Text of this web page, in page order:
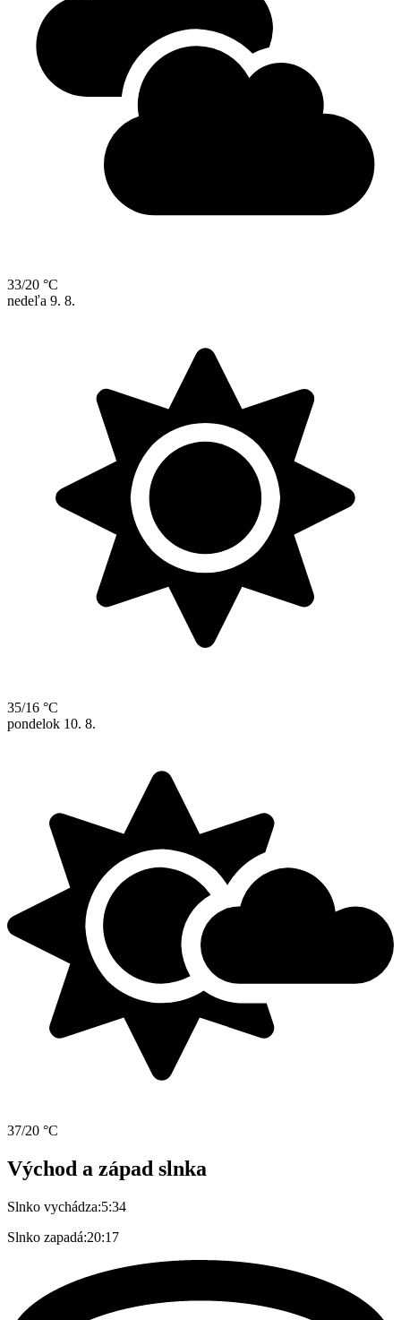
33/20 °C
nedeľa 9. 8.
35/16 °C
pondelok 10. 8.
37/20 °C
Východ a západ slnka
Slnko vychádza:5:34
Slnko zapadá:20:17